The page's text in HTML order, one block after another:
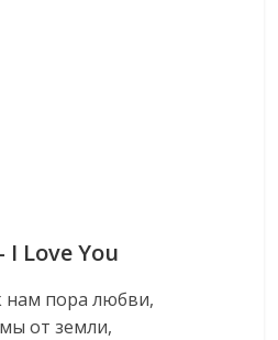
Love You
пора любви,
от земли,